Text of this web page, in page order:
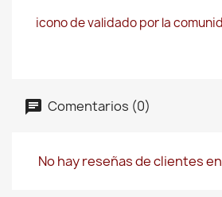
icono de validado por la
Comentarios (0)
No hay reseñas de clientes